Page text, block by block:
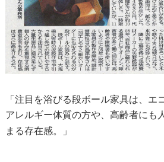
「注目を浴びる段ボール家具は、エ
アレルギー体質の方や、高齢者にも
まる存在感。」